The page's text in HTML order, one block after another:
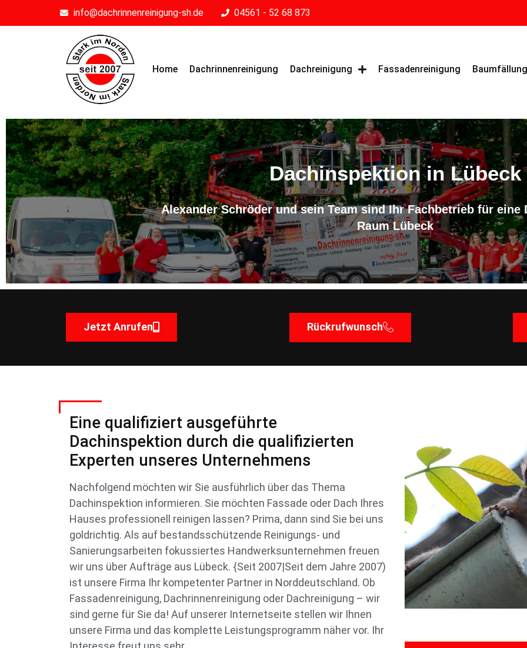
info@dachrinnenreinigung-sh.de 04561 - 52 68 873
Home Dachrinnenreinigung Dachreinigung Fassadenreinigung Baumfällung
Dachinspektion in Lübeck
Alexander Schröder und sein Team sind Ihr Fachbetrieb für eine
Raum Lübeck
Jetzt Anrufen Rückrufwunsch
Eine qualifiziert ausgeführte
Dachinspektion durch die qualifizierten
Experten unseres Unternehmens
Nachfolgend möchten wir Sie ausführlich über das Thema
Dachinspektion informieren. Sie möchten Fassade oder Dach Ihres
Hauses professionell reinigen lassen? Prima, dann sind Sie bei uns
goldrichtig. Als auf bestandsschützende Reinigungs- und
Sanierungsarbeiten fokussiertes Handwerksunternehmen freuen
wir uns über Aufträge aus Lübeck. {Seit 2007|Seit dem Jahre 2007)
ist unsere Firma Ihr kompetenter Partner in Norddeutschland. Ob
Fassadenreinigung, Dachrinnenreinigung oder Dachreinigung – wir
sind gerne für Sie da! Auf unserer Internetseite stellen wir Ihnen
unsere Firma und das komplette Leistungsprogramm näher vor. Ihr